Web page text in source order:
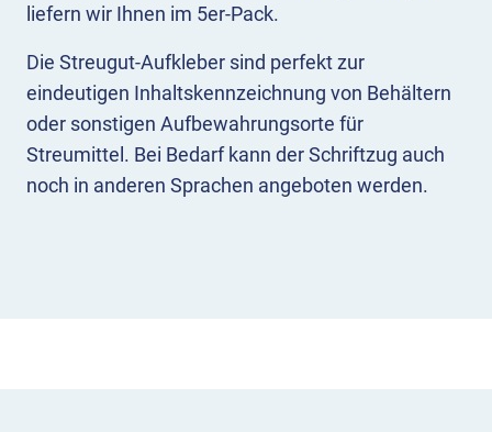
liefern wir Ihnen im 5er-Pack.
Die Streugut-Aufkleber sind perfekt zur
eindeutigen Inhaltskennzeichnung von Behältern
oder sonstigen Aufbewahrungsorte für
Streumittel. Bei Bedarf kann der Schriftzug auch
noch in anderen Sprachen angeboten werden.